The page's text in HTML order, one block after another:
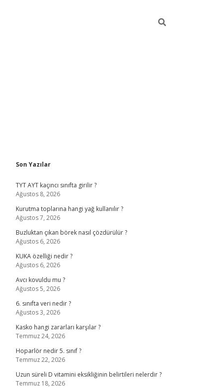
Sidebar
Son Yazılar
TYT AYT kaçıncı sınıfta girilir ?
Ağustos 8, 2026
Kurutma toplarına hangi yağ kullanılır ?
Ağustos 7, 2026
Buzluktan çıkan börek nasıl çözdürülür ?
Ağustos 6, 2026
KUKA özelliği nedir ?
Ağustos 6, 2026
Avcı kovuldu mu ?
Ağustos 5, 2026
6. sınıfta veri nedir ?
Ağustos 3, 2026
Kasko hangi zararları karşılar ?
Temmuz 24, 2026
Hoparlör nedir 5. sınıf ?
Temmuz 22, 2026
Uzun süreli D vitamini eksikliğinin belirtileri nelerdir ?
Temmuz 18, 2026